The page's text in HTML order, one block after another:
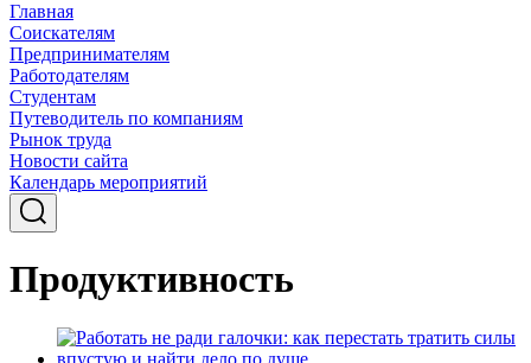
Главная
Соискателям
Предпринимателям
Работодателям
Студентам
Путеводитель по компаниям
Рынок труда
Новости сайта
Календарь мероприятий
Продуктивность